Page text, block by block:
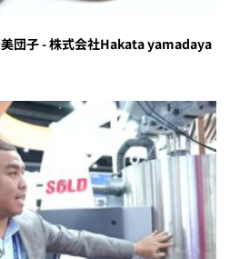
団子 - 株式会社Hakata yamadaya